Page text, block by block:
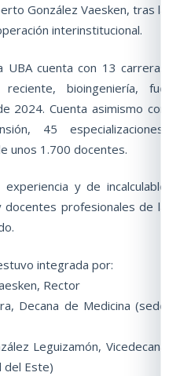
González Vaesken, tras la
interinstitucional.
cuenta con 13 carreras
bioingeniería, fue
2024. Cuenta asimismo con
45 especializaciones,
unos 1.700 docentes.
y de incalculable
profesionales de la
integrada por:
Rector
Decana de Medicina (sede
Leguizamón, Vicedecana
del Este)